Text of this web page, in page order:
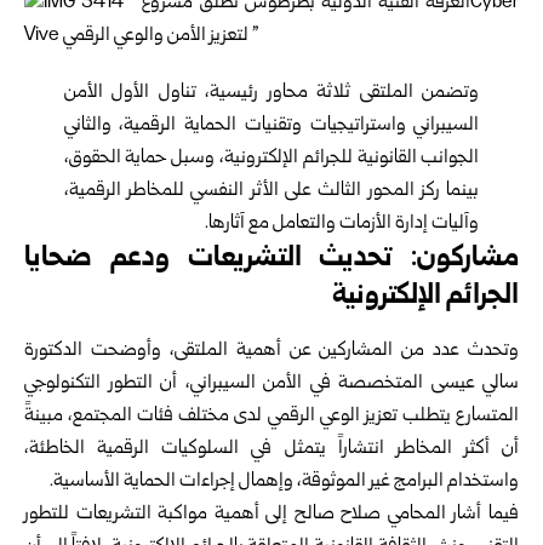
وتضمن الملتقى ثلاثة محاور رئيسية، تناول الأول الأمن
السيبراني واستراتيجيات ‏وتقنيات الحماية الرقمية، والثاني
الجوانب القانونية للجرائم الإلكترونية، وسبل حماية ‏الحقوق،
بينما ركز المحور الثالث على الأثر النفسي للمخاطر الرقمية،
وآليات إدارة ‏الأزمات والتعامل مع آثارها.‏
مشاركون: تحديث التشريعات ودعم ضحايا
الجرائم الإلكترونية
وتحدث عدد من المشاركين عن أهمية الملتقى، وأوضحت الدكتورة
سالي عيسى ‏المتخصصة في الأمن السيبراني، أن التطور التكنولوجي
المتسارع يتطلب تعزيز الوعي ‏الرقمي لدى مختلف فئات المجتمع، مبينةً
أن أكثر المخاطر انتشاراً يتمثل في السلوكيات ‏الرقمية الخاطئة،
واستخدام البرامج غير الموثوقة، وإهمال إجراءات الحماية الأساسية.‏
فيما أشار المحامي صلاح صالح إلى أهمية مواكبة التشريعات للتطور